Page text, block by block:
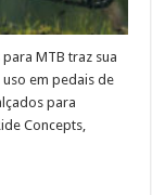
MTB traz sua
em pedais de
para
Concepts,